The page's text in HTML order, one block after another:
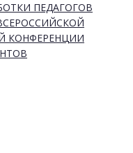
ПЕДАГОГОВ
КОНФЕРЕНЦИИ